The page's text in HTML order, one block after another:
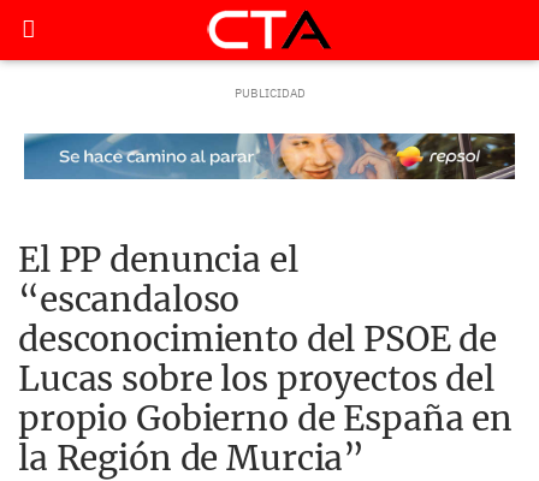
El PP denuncia el
“escandaloso
desconocimiento del PSOE de
Lucas sobre los proyectos del
propio Gobierno de España en
la Región de Murcia”